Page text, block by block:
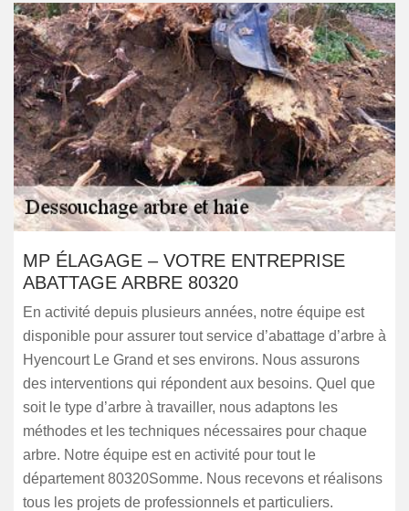
MP ÉLAGAGE – VOTRE ENTREPRISE
ABATTAGE ARBRE 80320
En activité depuis plusieurs années, notre équipe est
disponible pour assurer tout service d’abattage d’arbre à
Hyencourt Le Grand et ses environs. Nous assurons
des interventions qui répondent aux besoins. Quel que
soit le type d’arbre à travailler, nous adaptons les
méthodes et les techniques nécessaires pour chaque
arbre. Notre équipe est en activité pour tout le
département 80320Somme. Nous recevons et réalisons
tous les projets de professionnels et particuliers.